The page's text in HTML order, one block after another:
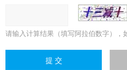
请输入计算结果（填写阿拉伯数字），